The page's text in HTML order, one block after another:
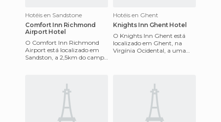
Hotéis en Sandstone
Comfort Inn Richmond
Airport Hotel
O Comfort Inn Richmond
Airport está localizado em
Sandston, a 2,5km do campo
Hotéis en Ghent
Knights Inn Ghent Hotel
O Knights Inn Ghent está
localizado em Ghent, na
Virgínia Ocidental, a uma